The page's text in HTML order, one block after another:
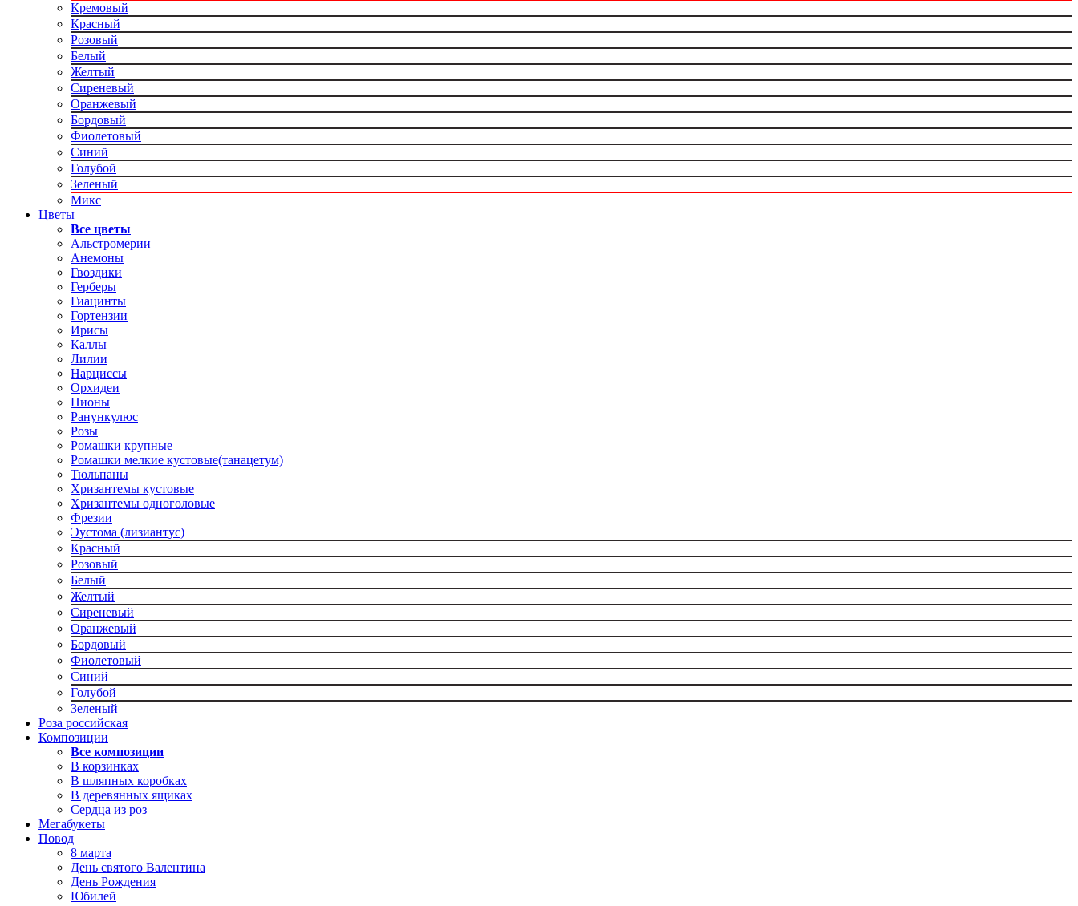
Кремовый
Красный
Розовый
Белый
Желтый
Сиреневый
Оранжевый
Бордовый
Фиолетовый
Синий
Голубой
Зеленый
Микс
Цветы
Все цветы
Альстромерии
Анемоны
Гвоздики
Герберы
Гиацинты
Гортензии
Ирисы
Каллы
Лилии
Нарциссы
Орхидеи
Пионы
Ранункулюс
Розы
Ромашки крупные
Ромашки мелкие кустовые(танацетум)
Тюльпаны
Хризантемы кустовые
Хризантемы одноголовые
Фрезии
Эустома (лизиантус)
Красный
Розовый
Белый
Желтый
Сиреневый
Оранжевый
Бордовый
Фиолетовый
Синий
Голубой
Зеленый
Роза российская
Композиции
Все композиции
В корзинках
В шляпных коробках
В деревянных ящиках
Сердца из роз
Мегабукеты
Повод
8 марта
День святого Валентина
День Рождения
Юбилей